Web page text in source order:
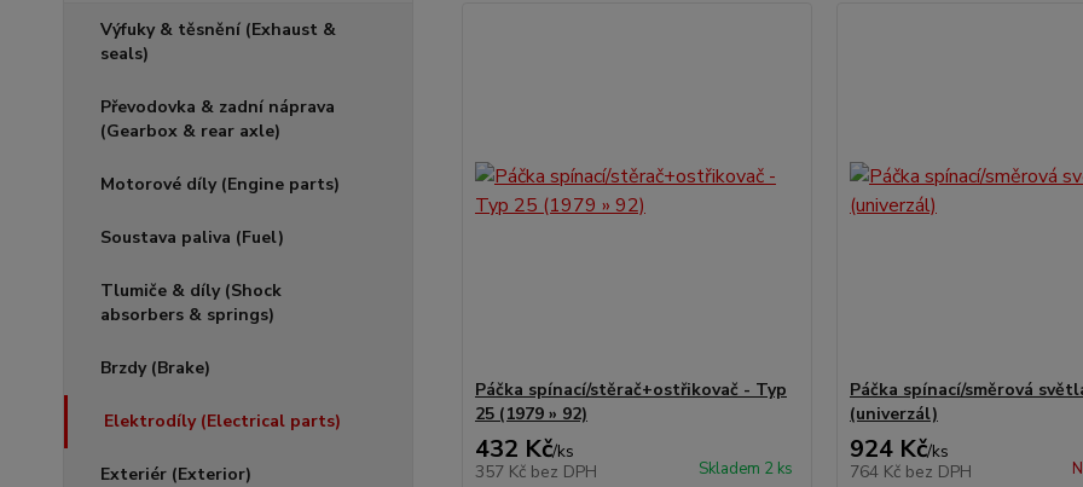
Výfuky & těsnění (Exhaust &
seals)
Převodovka & zadní náprava
(Gearbox & rear axle)
Motorové díly (Engine parts)
Soustava paliva (Fuel)
Tlumiče & díly (Shock
absorbers & springs)
Brzdy (Brake)
Elektrodíly (Electrical parts)
Exteriér (Exterior)
Páčka spínací/stěrač+ostřikovač - Typ
25 (1979 » 92)
432 Kč/ks
357 Kč bez DPH Skladem 2 ks
Páčka spínací/směrová
(univerzál)
924 Kč/ks
764 Kč bez DPH